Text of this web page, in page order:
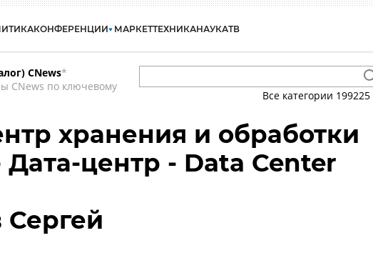
КОНФЕРЕНЦИИ МАРКЕТТЕХНИКАНАУКАТВ
CNews*
CNews по ключевому
Все категории 199225
хранения и обработки
центр - Data Center